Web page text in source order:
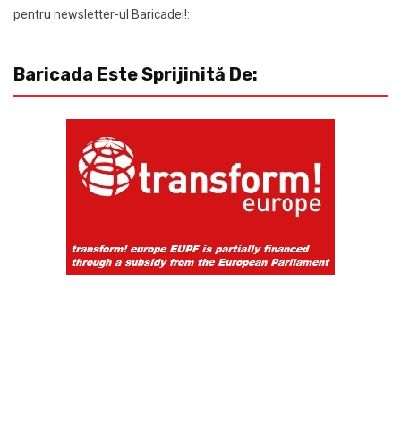
pentru newsletter-ul Baricadei!:
Baricada Este Sprijinită De: